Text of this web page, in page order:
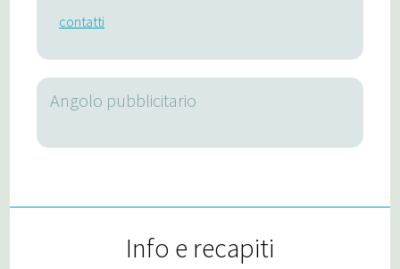
contatti
Angolo pubblicitario
Info e recapiti